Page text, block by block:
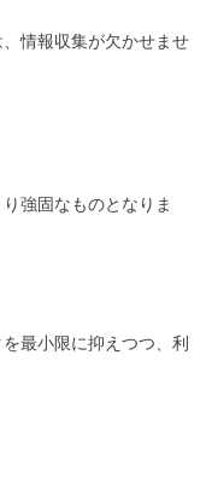
情報収集が欠かせませ
強固なものとなりま
最小限に抑えつつ、利